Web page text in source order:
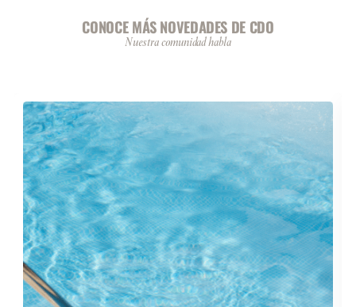
CONOCE MÁS NOVEDADES DE CDO
Nuestra comunidad habla